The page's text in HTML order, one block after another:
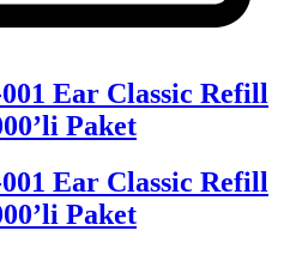
Ear Classic Refill
Paket
Ear Classic Refill
Paket